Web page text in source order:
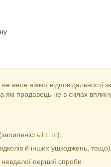
ніякої відповідальності
які продавець не в силах
і т. п.);
й інших ушкоджень,
першої спроби.